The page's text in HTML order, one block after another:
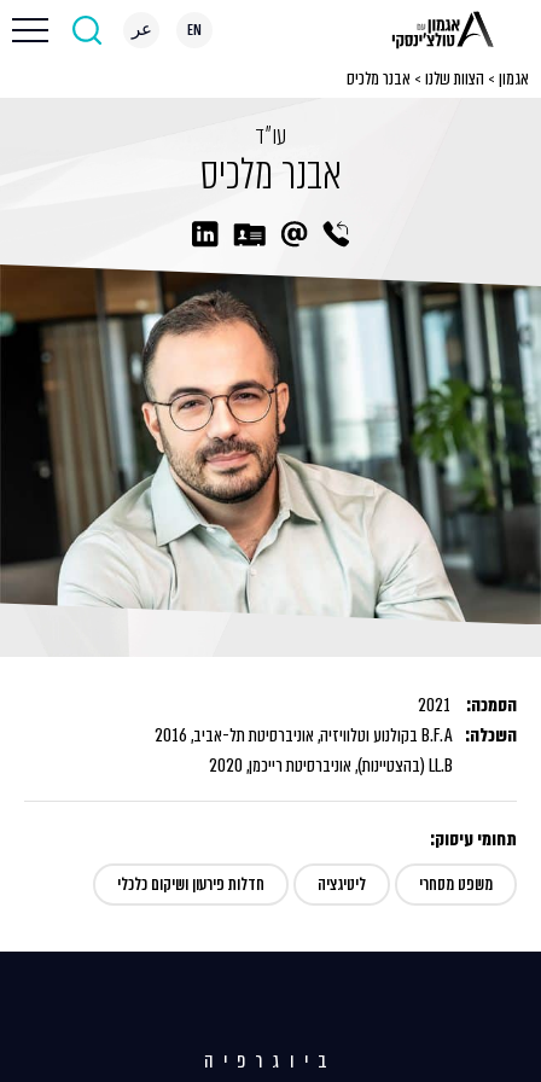
EN عر
אגמון > הצוות שלנו > אבנר מלכיס
עו״ד
אבנר מלכיס
הסמכה:
השכלה: B.F.A בקולנוע וטלוויזיה, אוניברסיטת תל-אביב, 2016
LL.B (בהצטיינות), אוניברסיטת רייכמן, 2020
תחומי עיסוק:
משפט מסחרי ליטיגציה חדלות פירעון ושיקום כלכלי
ביוגרפיה